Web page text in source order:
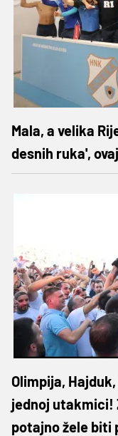
Mala, a velika
desnih ruka',
Olimpija,
jednoj utakmici!
potajno žele biti